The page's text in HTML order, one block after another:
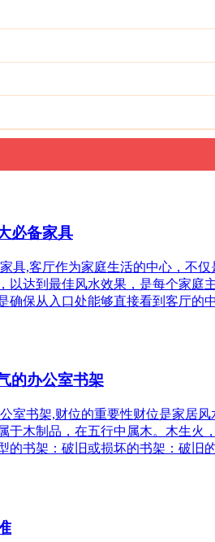
必备家具
具,客厅作为家庭生活的中心，不
以达到最佳风水效果，是每个家
确保从入口处能够直接看到客厅的
的办公室书架
室书架,财位的重要性财位是家居
于木制品，在五行中属木。木生
的书架：破旧或损坏的书架：破旧